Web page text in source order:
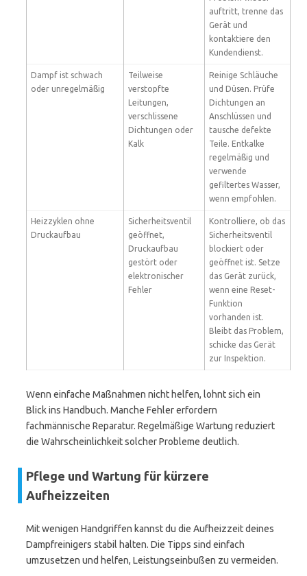
auftritt, trenne das
Gerät und
kontaktiere den
Kundendienst.
Dampf ist schwach
oder unregelmäßig
Teilweise
verstopfte
Leitungen,
verschlissene
Dichtungen oder
Kalk
Reinige Schläuche
und Düsen. Prüfe
Dichtungen an
Anschlüssen und
tausche defekte
Teile. Entkalke
regelmäßig und
verwende
gefiltertes Wasser,
wenn empfohlen.
Heizzyklen ohne
Druckaufbau
Sicherheitsventil
geöffnet,
Druckaufbau
gestört oder
elektronischer
Fehler
Kontrolliere, ob das
Sicherheitsventil
blockiert oder
geöffnet ist. Setze
das Gerät zurück,
wenn eine Reset-
Funktion
vorhanden ist.
Bleibt das Problem,
schicke das Gerät
zur Inspektion.
Wenn einfache Maßnahmen nicht helfen, lohnt sich ein
Blick ins Handbuch. Manche Fehler erfordern
fachmännische Reparatur. Regelmäßige Wartung reduziert
die Wahrscheinlichkeit solcher Probleme deutlich.
Pflege und Wartung für kürzere
Aufheizzeiten
Mit wenigen Handgriffen kannst du die Aufheizzeit deines
Dampfreinigers stabil halten. Die Tipps sind einfach
umzusetzen und helfen, Leistungseinbußen zu vermeiden.